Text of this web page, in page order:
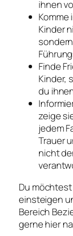
ihnen
Komme
Kinder
Finde
Kinder,
du
zeige
jedem
Trauer
nicht
Du
einsteigen
Bereich
gerne hier